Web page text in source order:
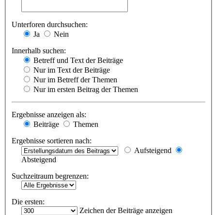
Unterforen durchsuchen:
Ja
Nein
Innerhalb suchen:
Betreff und Text der Beiträge
Nur im Text der Beiträge
Nur im Betreff der Themen
Nur im ersten Beitrag der Themen
Ergebnisse anzeigen als:
Beiträge
Themen
Ergebnisse sortieren nach:
Aufsteigend
Absteigend
Suchzeitraum begrenzen:
Die ersten:
Zeichen der Beiträge anzeigen